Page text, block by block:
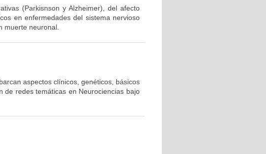
(Parkisnson y Alzheimer), del afecto
en enfermedades del sistema nervioso
muerte neuronal.
aspectos clínicos, genéticos, básicos
de redes temáticas en Neurociencias bajo